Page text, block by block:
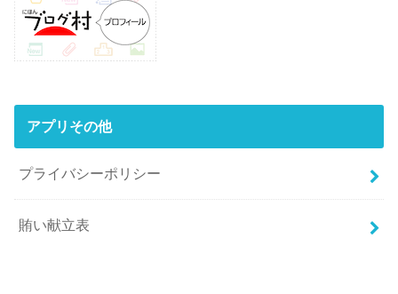
アプリその他
プライバシーポリシー
賄い献立表